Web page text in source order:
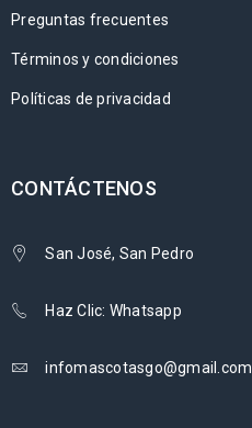
Preguntas frecuentes
Términos y condiciones
Políticas de privacidad
CONTÁCTENOS
San José, San Pedro
Haz Clic: Whatsapp
infomascotasgo@gmail.com